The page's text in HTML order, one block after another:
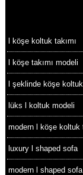
l köşe koltuk takımı
l köşe takımı modeli
l şeklinde köşe koltuk
lüks l koltuk modeli
modern l köşe koltuk
luxury l shaped sofa
modern l shaped sofa